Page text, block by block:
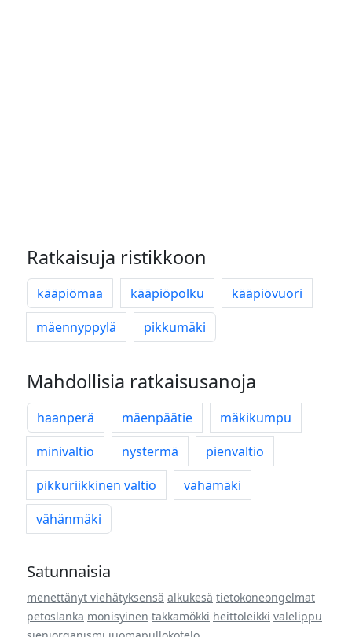
Ratkaisuja ristikkoon
kääpiömaa kääpiöpolku
kääpiövuori
mäennyppylä
pikkumäki
Mahdollisia ratkaisusanoja
haanperä mäenpäätie
mäkikumpu
minivaltio
nystermä
pienvaltio
pikkuriikkinen valtio
vähämäki
vähänmäki
Satunnaisia
menettänyt viehätyksensä alkukesä tietokoneongelmat
petoslanka monisyinen takkamökki heittoleikki valelippu